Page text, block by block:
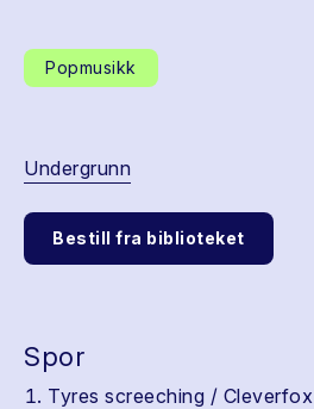
Popmusikk
Undergrunn
Bestill fra biblioteket
Spor
Tyres screeching / Cleverfox